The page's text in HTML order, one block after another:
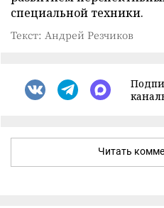
специальной техники.
Текст: Андрей Резчиков
Читать